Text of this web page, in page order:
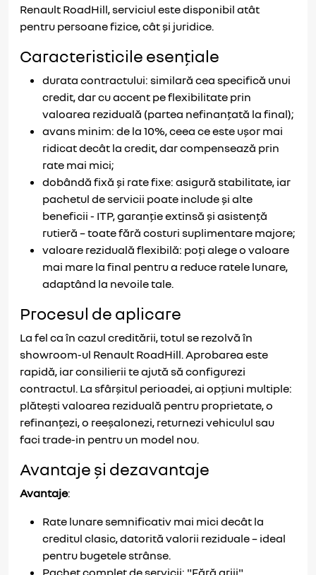
Renault RoadHill, serviciul este disponibil atât
pentru persoane fizice, cât și juridice.
Caracteristicile esențiale
durata contractului: similară cea specifică unui
credit, dar cu accent pe flexibilitate prin
valoarea reziduală (partea nefinanțată la final);
avans minim: de la 10%, ceea ce este ușor mai
ridicat decât la credit, dar compensează prin
rate mai mici;
dobândă fixă și rate fixe: asigură stabilitate, iar
pachetul de servicii poate include și alte
beneficii - ITP, garanție extinsă și asistență
rutieră – toate fără costuri suplimentare majore;
valoare reziduală flexibilă: poți alege o valoare
mai mare la final pentru a reduce ratele lunare,
adaptând la nevoile tale.
Procesul de aplicare
La fel ca în cazul creditării, totul se rezolvă în
showroom-ul Renault RoadHill. Aprobarea este
rapidă, iar consilierii te ajută să configurezi
contractul. La sfârșitul perioadei, ai opțiuni multiple:
plătești valoarea reziduală pentru proprietate, o
refinanțezi, o reeșalonezi, returnezi vehiculul sau
faci trade-in pentru un model nou.
Avantaje și dezavantaje
Avantaje:
Rate lunare semnificativ mai mici decât la
creditul clasic, datorită valorii reziduale – ideal
pentru bugetele strânse.
Pachet complet de servicii: "Fără griji"